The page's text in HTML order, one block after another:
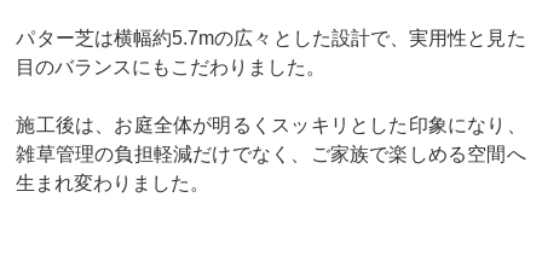
パター芝は横幅約5.7mの広々とした設計で、実用性と見た
目のバランスにもこだわりました。
施工後は、お庭全体が明るくスッキリとした印象になり、
雑草管理の負担軽減だけでなく、ご家族で楽しめる空間へ
生まれ変わりました。